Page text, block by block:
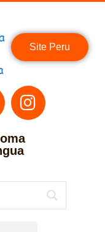
Site Peru